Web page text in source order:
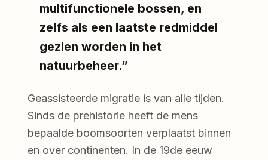
multifunctionele bossen, en
zelfs als een laatste redmiddel
gezien worden in het
natuurbeheer.”
Geassisteerde migratie is van alle tijden.
Sinds de prehistorie heeft de mens
bepaalde boomsoorten verplaatst binnen
en over continenten. In de 19de eeuw